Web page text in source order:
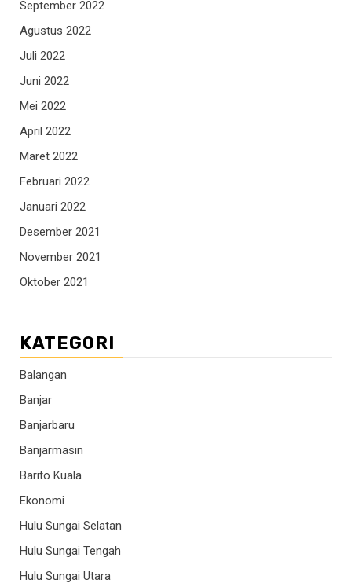
September 2022
Agustus 2022
Juli 2022
Juni 2022
Mei 2022
April 2022
Maret 2022
Februari 2022
Januari 2022
Desember 2021
November 2021
Oktober 2021
KATEGORI
Balangan
Banjar
Banjarbaru
Banjarmasin
Barito Kuala
Ekonomi
Hulu Sungai Selatan
Hulu Sungai Tengah
Hulu Sungai Utara